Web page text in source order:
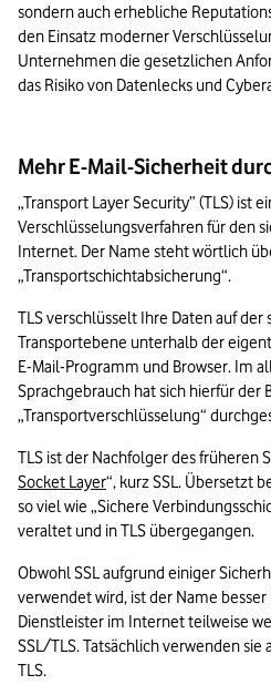
sondern auch erhebliche
den Einsatz moderner
Unternehmen die gesetzlichen
das Risiko von Datenlecks und
Mehr E-Mail-Sicherheit
„Transport Layer Security” (TLS) ist
Verschlüsselungsverfahren für den
Internet. Der Name steht wörtlich
„Transportschichtabsicherung“.
TLS verschlüsselt Ihre Daten auf
Transportebene unterhalb der
E-Mail-Programm und Browser. Im
Sprachgebrauch hat sich hierfür der
„Transportverschlüsselung“
TLS ist der Nachfolger des früheren
Socket Layer“, kurz SSL. Übersetzt
so viel wie „Sichere
veraltet und in TLS übergegangen.
Obwohl SSL aufgrund einiger
verwendet wird, ist der Name
Dienstleister im Internet teilweise
SSL/TLS. Tatsächlich verwenden
TLS.